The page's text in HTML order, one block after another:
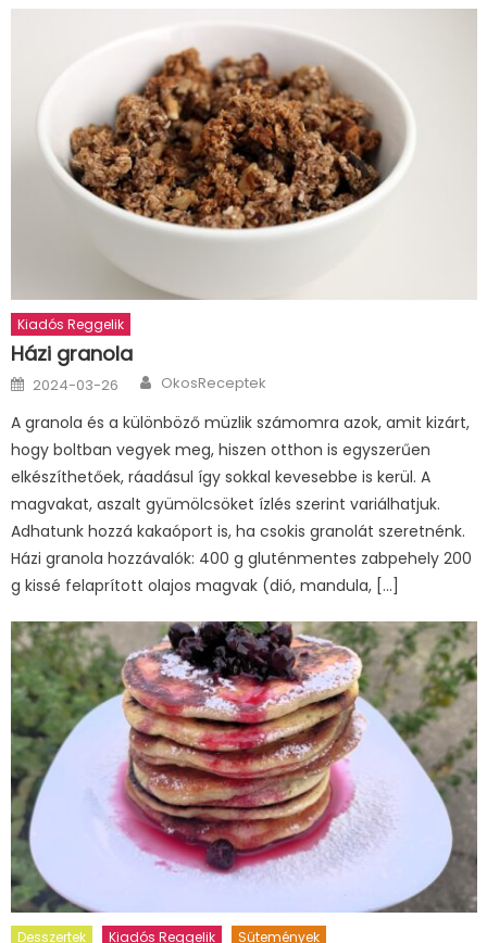
Kiadós Reggelik
Házi granola
Posted
on
2024-03-26 Author
OkosReceptek
A granola és a különböző müzlik számomra azok, amit kizárt,
hogy boltban vegyek meg, hiszen otthon is egyszerűen
elkészíthetőek, ráadásul így sokkal kevesebbe is kerül. A
magvakat, aszalt gyümölcsöket ízlés szerint variálhatjuk.
Adhatunk hozzá kakaóport is, ha csokis granolát szeretnénk.
Házi granola hozzávalók: 400 g gluténmentes zabpehely 200
g kissé felaprított olajos magvak (dió, mandula, […]
Desszertek Kiadós Reggelik Sütemények